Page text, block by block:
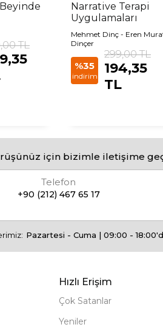
TL
Narrative Terapi
Uygulamaları
Mehmet Dinç - Eren
Dinçer
%35
indirim
299,00 TL
194,35
TL
için bizimle iletişime
Telefon
+90 (212) 467 65 17
Pazartesi - Cuma | 09:00 -
Hızlı Erişim
Çok Satanlar
Yeniler